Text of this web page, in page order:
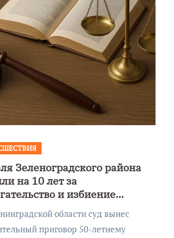
Зеленоградского района
на 10 лет за
и избиение
до смерти
приговор 50-летнему
АФИША КУЛЬТУРА ОБЩЕСТВО
фестиваля
«Открытое море» объявили
его проведения!